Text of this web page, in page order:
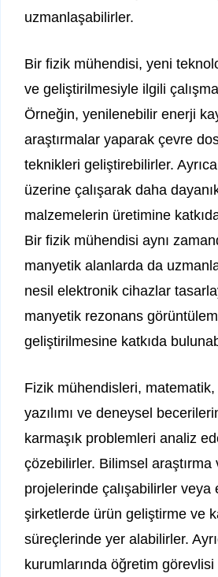
uzmanlaşabilirler.
Bir fizik mühendisi, yeni
ve geliştirilmesiyle ilgili
Örneğin, yenilenebilir enerji
araştırmalar yaparak çevre
teknikleri geliştirebilirler.
üzerine çalışarak daha
malzemelerin üretimine
Bir fizik mühendisi aynı
manyetik alanlarda da
nesil elektronik cihazlar
manyetik rezonans
geliştirilmesine katkıda
Fizik mühendisleri,
yazılımı ve deneysel
karmaşık problemleri analiz
çözebilirler. Bilimsel araştırma
projelerinde çalışabilirler veya
şirketlerde ürün geliştirme ve
süreçlerinde yer alabilirler.
kurumlarında öğretim